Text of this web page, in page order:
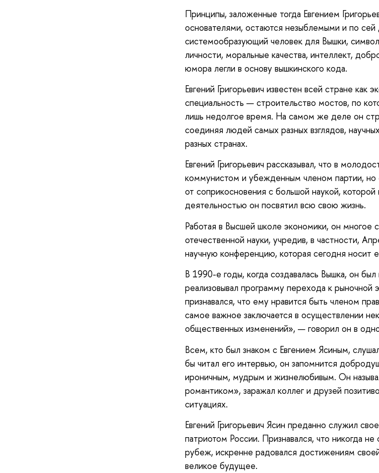
Принципы, заложенные тогда Евгением
основателями, остаются незыблемыми и по
системообразующий человек для Вышки,
личности, моральные качества, интеллект,
юмора легли в основу вышкинского кода.
Евгений Григорьевич известен всей стране как
специальность — строительство мостов, по
лишь недолгое время. На самом же деле он
соединяя людей самых разных взглядов,
разных странах.
Евгений Григорьевич рассказывал, что в
коммунистом и убежденным членом партии, но
от соприкосновения с большой наукой,
деятельностью он посвятил всю свою жизнь.
Работая в Высшей школе экономики, он многое
отечественной науки, учредив, в частности,
научную конференцию, которая сегодня носит
В 1990-е годы, когда создавалась Вышка, он
реализовывал программу перехода к рыночной
признавался, что ему нравится быть членом
самое важное заключается в осуществлении
общественных изменений», — говорил он в
Всем, кто был знаком с Евгением Ясиным,
бы читал его интервью, он запомнится
ироничным, мудрым и жизнелюбивым. Он
романтиком», заражал коллег и друзей
ситуациях.
Евгений Григорьевич Ясин преданно служил
патриотом России. Признавался, что никогда
рубеж, искренне радовался достижениям
великое будущее.